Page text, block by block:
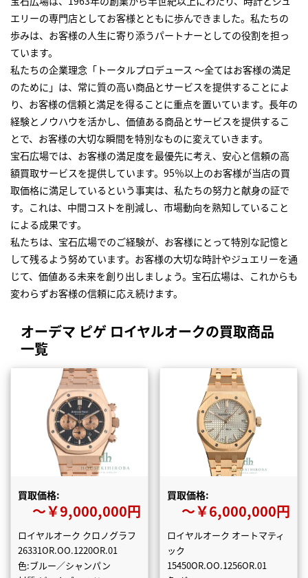
エリーの専門店としてお客様とともに歩んできました。私たちの
歩みは、お客様の人生に寄り添うパートナーとしての役割を担っ
ています。
私たちの企業理念「トータルプロデュース ～全てはお客様の満足
のために」は、常に質の高い商品とサービスを提供することによ
り、お客様の信頼と満足を得ることに重点を置いています。長年の
経験とノウハウを活かし、価値ある商品とサービスを提供するこ
とで、お客様の大切な瞬間を特別なものに変えていきます。
宝石広場では、お客様の満足度を最優先に考え、安心と信頼の高
額買取サービスを提供しています。95％以上のお客様が当店の買
取価格に満足しているという事実は、私たちの努力と献身の証で
す。これは、中間コストを削減し、市場動向を熟知していること
による成果です。
私たちは、宝石広場でのご経験が、お客様にとって特別な記憶と
して残るよう努めています。お客様の大切な時計やジュエリーを通
じて、価値ある未来を創り出しましょう。宝石広場は、これからも
変わらずお客様の信頼に応え続けます。
オーデマ ピゲ ロイヤルオークの買取商品
一覧
買取価格:
〜￥9,000,000円
ロイヤルオーク クロノグラフ
26331OR.OO.1220OR.01
色:ブルー／シャンパン
買取価格:
〜￥6,000,000円
ロイヤルオーク オートマティ
ック
15450OR.OO.1256OR.01